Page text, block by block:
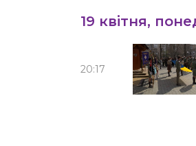
19 квітня,
20:17